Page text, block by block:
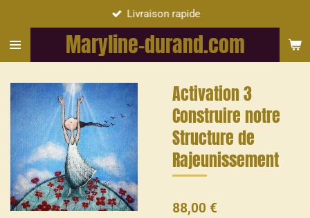
contenu
Maryline-durand.com
Livraison rapide
Activation 3
Construire notre
Structure de
Rajeunissement
88,00 €